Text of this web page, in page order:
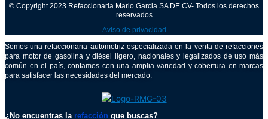
© Copyright 2023 Refaccionaria Mario Garcia SA DE CV- Todos los derechos
reservados
Aviso de privacidad
Somos una refaccionaria automotriz especializada en la venta de refacciones
para motor de gasolina y diésel ligero, nacionales y legalizados de uso más
común en el país, contamos con una amplia variedad y cobertura en marcas
para satisfacer las necesidades del mercado.
¿No encuentras la refacción que buscas?